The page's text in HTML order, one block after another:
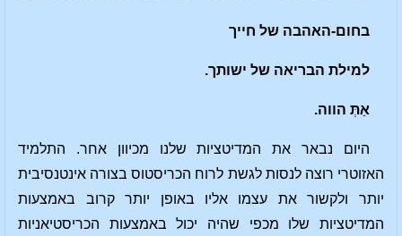
בחום-האהבה של חייך
למילת הבריאה של ישותך.
אַתְּ הווה.
היום נבאר את המדיטציות שלנו מכיוון אחר. התלמיד
האזוטרי רוצה לנסות לגשת לרוח הכריסטוס בצורה אינטנסיבית
יותר ולקשור את עצמו אליו באופן יותר קרוב באמצעות
המדיטציות שלו מכפי שהיה יכול באמצעות הכריסטיאניות